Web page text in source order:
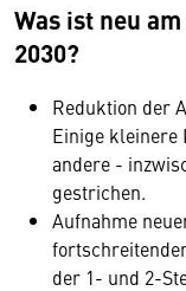
Was ist neu
2030?
Reduktion der
Einige kleinere
andere -
gestrichen.
Aufnahme
der 1- und 2-